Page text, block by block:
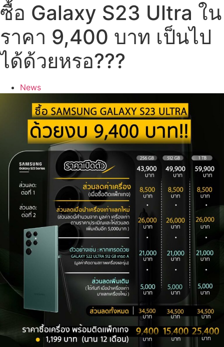
ซื้อ Galaxy S23 Ultra ใน
ราคา 9,400 บาท เป็นไป
ได้ด้วยหรอ???
News